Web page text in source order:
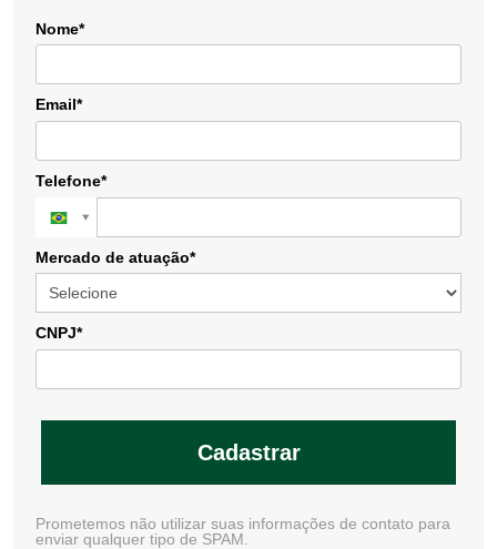
Nome*
Email*
Telefone*
Mercado de atuação*
CNPJ*
Cadastrar
Prometemos não utilizar suas informações de contato para
enviar qualquer tipo de SPAM.